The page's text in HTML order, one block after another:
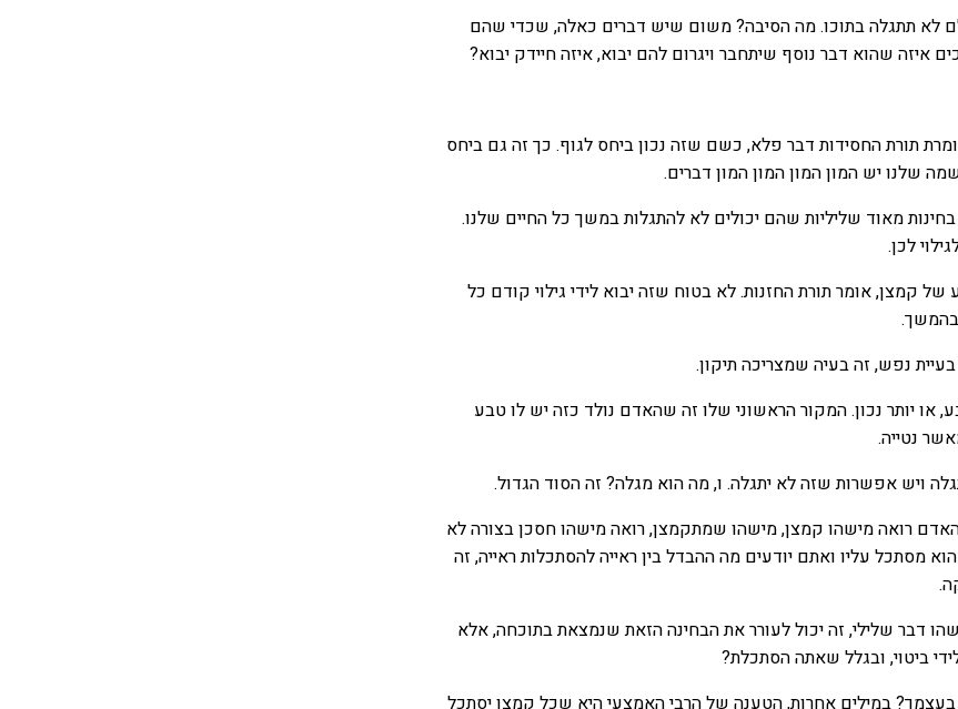
לא תתגלה בתוכו. מה הסיבה? משום שיש דברים כאלה, שכדי שהם
איזה שהוא דבר נוסף שיתחבר ויגרום להם יבוא, איזה חיידק יבוא?
תורת החסידות דבר פלא, כשם שזה נכון ביחס לגוף. כך זה גם ביחס
שלנו יש המון המון המון המון דברים.
בחינות מאוד שליליות שהם יכולים לא להתגלות במשך כל החיים שלנו.
לכן.
קמצן, אומר תורת החזנות. לא בטוח שזה יבוא לידי גילוי קודם כל
בהמשך.
נפש, זה בעיה שמצריכה תיקון.
או יותר נכון. המקור הראשוני שלו זה שהאדם נולד כזה יש לו טבע
נטייה.
ויש אפשרות שזה לא יתגלה. ו, מה הוא מגלה? זה הסוד הגדול.
רואה מישהו קמצן, מישהו שמתקמצן, רואה מישהו חסכן בצורה לא
מסתכל עליו ואתם יודעים מה ההבדל בין ראייה להסתכלות ראייה, זה
דבר שלילי, זה יכול לעורר את הבחינה הזאת שנמצאת בתוכחה, אלא
ביטוי, ובגלל שאתה הסתכלת?
בעצמך? במילים אחרות, הטענה של הרבי האמצעי היא שכל קמצן יסתכל